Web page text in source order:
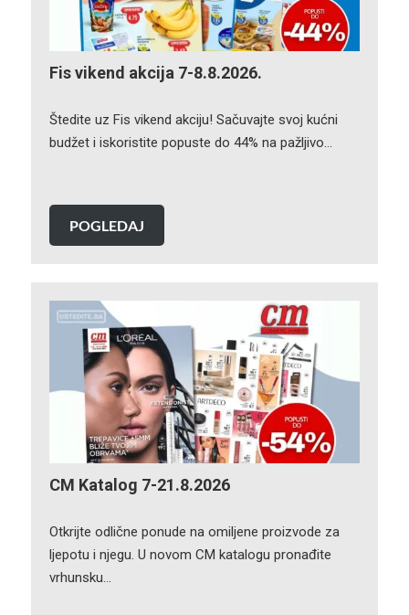
Fis vikend akcija 7-8.8.2026.
Štedite uz Fis vikend akciju! Sačuvajte svoj kućni
budžet i iskoristite popuste do 44% na pažljivo…
POGLEDAJ
CM Katalog 7-21.8.2026
Otkrijte odlične ponude na omiljene proizvode za
ljepotu i njegu. U novom CM katalogu pronađite
vrhunsku…